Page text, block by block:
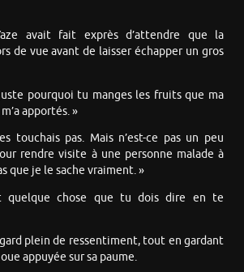
avait fait exprès d’attendre que la
de vue avant de laisser échapper un gros
pourquoi tu manges les fruits que ma
apportés. »
touchais pas. Mais n’est-ce pas un peu
rendre visite à une personne malade à
que je le sache vraiment. »
quelque chose que tu dois dire en te
plein de ressentiment, tout en gardant
appuyée sur sa paume.